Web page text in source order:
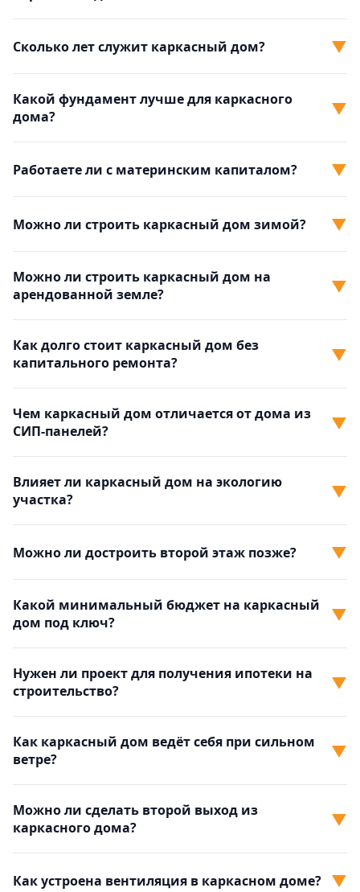
Сколько лет служит каркасный дом? ▼
Какой фундамент лучше для каркасного
дома?
▼
Работаете ли с материнским капиталом? ▼
Можно ли строить каркасный дом зимой? ▼
Можно ли строить каркасный дом на
арендованной земле?
▼
Как долго стоит каркасный дом без
капитального ремонта?
▼
Чем каркасный дом отличается от дома из
СИП-панелей?
▼
Влияет ли каркасный дом на экологию
участка?
▼
Можно ли достроить второй этаж позже? ▼
Какой минимальный бюджет на каркасный
дом под ключ?
▼
Нужен ли проект для получения ипотеки на
строительство?
▼
Как каркасный дом ведёт себя при сильном
ветре?
▼
Можно ли сделать второй выход из
каркасного дома?
▼
Как устроена вентиляция в каркасном доме? ▼